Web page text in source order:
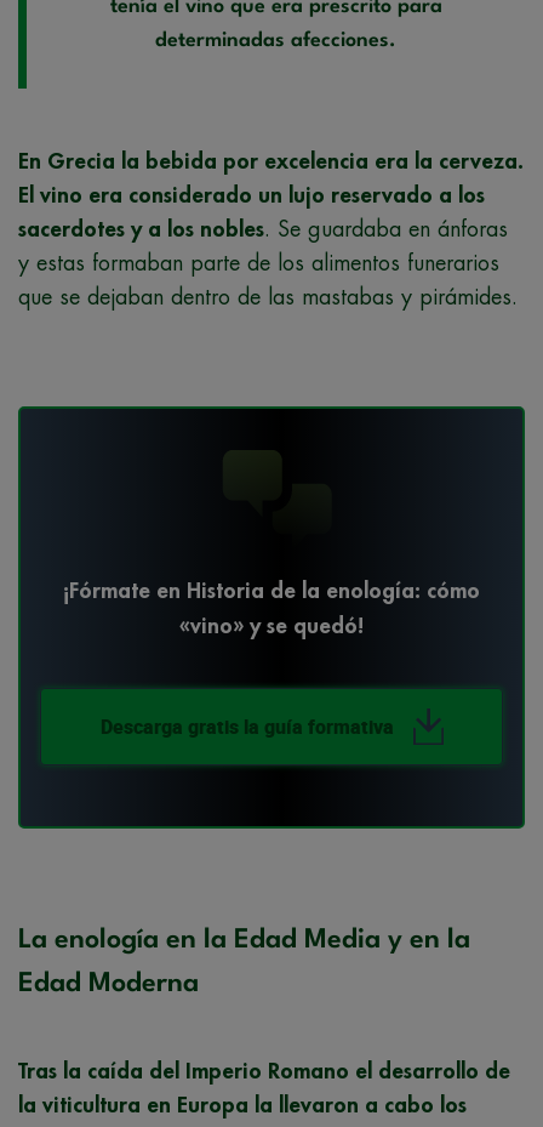
tenía el vino que era prescrito para
determinadas afecciones.
En Grecia la bebida por excelencia era la cerveza.
El vino era considerado un lujo reservado a los
sacerdotes y a los nobles. Se guardaba en ánforas
y estas formaban parte de los alimentos funerarios
que se dejaban dentro de las mastabas y pirámides.​
¡Fórmate en Historia de la enología: cómo
«vino» y se quedó!
Descarga gratis la guía formativa
La enología en la Edad Media y en la
Edad Moderna
Tras la caída del Imperio Romano el desarrollo de
la viticultura en Europa la llevaron a cabo los